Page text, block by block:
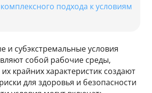
и субэкстремальные условия
собой рабочие среды,
крайних характеристик создают
для здоровья и безопасности
подхода к условиям